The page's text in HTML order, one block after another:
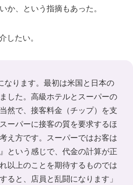
か、という指摘もあった。
したい。
なります。最初は米国と日本の
した。高級ホテルとスーパーの
然で、接客料金（チップ）を支
ーパーに接客の質を要求するほ
え方です。スーパーではお客は
という感じで、代金の計算が正
以上のことを期待するものでは
ると、店員と乱闘になります」